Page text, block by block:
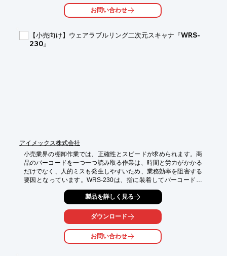
【活用シーン】
・イベント会場でのグッズ販売
・グッズの入出庫管理
・店舗での商品管理
お問い合わせ
【小売向け】ウェアラブルリング二次元スキャナ『WRS-
230』
アイメックス株式会社
小売業界の棚卸作業では、正確性とスピードが求められます。商
品のバーコードを一つ一つ読み取る作業は、時間と労力がかかる
だけでなく、人的ミスも発生しやすいため、業務効率を阻害する
要因となっています。WRS-230は、指に装着してバーコードを
読み取ることで、両手を自由に使いながら、迅速かつ正確な棚卸
【活用シーン】
・商品陳列棚での在庫確認
・バックヤードでの入出庫管理
・セール期間中の商品管理
製品を詳しく見る
ダウンロード
お問い合わせ